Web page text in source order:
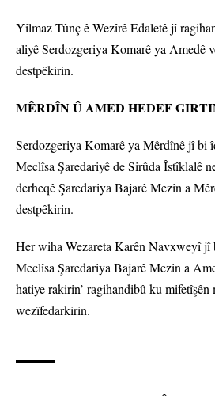
Yilmaz Tûnç ê Wezîrê Edaletê jî
aliyê Serdozgeriya Komarê ya Amedê
destpêkirin.
MÊRDÎN Û AMED HEDEF
Serdozgeriya Komarê ya Mêrdînê jî bi
Meclîsa Şaredariyê de Sirûda Îstîklalê
derheqê Şaredariya Bajarê Mezin a
destpêkirin.
Her wiha Wezareta Karên Navxweyî
Meclîsa Şaredariya Bajarê Mezin a
hatiye rakirin’ ragihandibû ku mifetîşên
wezîfedarkirin.